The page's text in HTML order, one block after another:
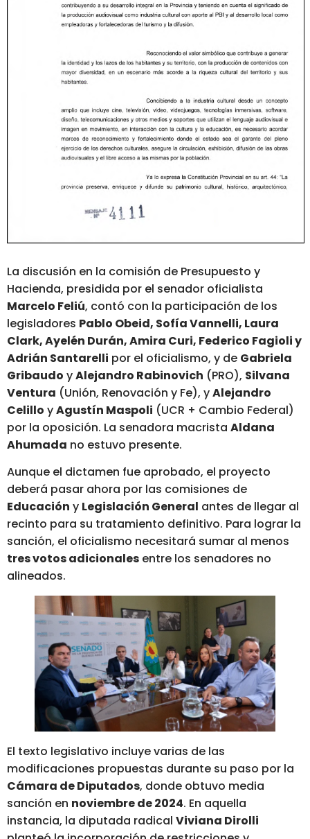
La discusión en la comisión de Presupuesto y
Hacienda, presidida por el senador oficialista
Marcelo Feliú, contó con la participación de los
legisladores Pablo Obeid, Sofía Vannelli, Laura
Clark, Ayelén Durán, Amira Curi, Federico Fagioli y
Adrián Santarelli por el oficialismo, y de Gabriela
Gribaudo yAlejandro Rabinovich (PRO), Silvana
Ventura (Unión, Renovación y Fe), yAlejandro
Celillo yAgustín Maspoli (UCR + Cambio Federal)
por la oposición. La senadora macrista Aldana
Ahumada no estuvo presente.
Aunque el dictamen fue aprobado, el proyecto
deberá pasar ahora por las comisiones de
Educación y Legislación General antes de llegar al
recinto para su tratamiento definitivo. Para lograr la
sanción, el oficialismo necesitará sumar al menos
tres votos adicionales entre los senadores no
alineados.
El texto legislativo incluye varias de las
modificaciones propuestas durante su paso por la
Cámara de Diputados, donde obtuvo media
sanción en noviembre de 2024. En aquella
instancia, la diputada radical Viviana Dirolli